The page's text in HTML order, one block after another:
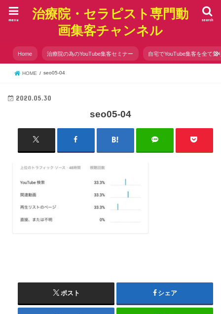
治療院・セラピスト専門動
画集客チャンネル
search
menu
Home 治療院の為のYouTube集客セミナー 自宅でYouTube集客を全て知
HOME seo05-04
2020.05.30
seo05-04
ポスト シェア